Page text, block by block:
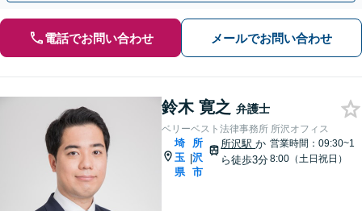
電話でお問い合わせ メールでお問い合わせ
鈴木 寛之 弁護士
ベリーベスト法律事務所 所沢オフィス
埼
玉
県
|
所
沢
市
所沢駅か
ら徒歩3分
営業時間：09:30~1
8:00（土日祝日）